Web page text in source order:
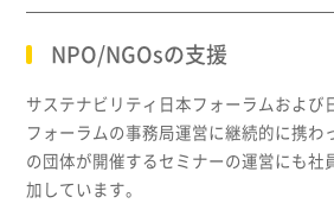
NPO/NGOsの支援
サステナビリティ日本フォーラムおよび
フォーラムの事務局運営に継続的に携わ
の団体が開催するセミナーの運営にも社
加しています。